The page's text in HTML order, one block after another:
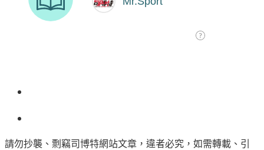
請勿抄襲、剽竊司博特網站文章，違者必究，如需轉載、引